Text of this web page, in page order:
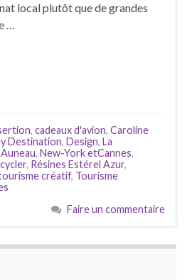
local plutôt que de grandes
…
, cadeaux d'avion, Caroline
Destination, Design, La
, New-York etCannes,
, Résines Estérel Azur,
créatif, Tourisme
Faire un commentaire